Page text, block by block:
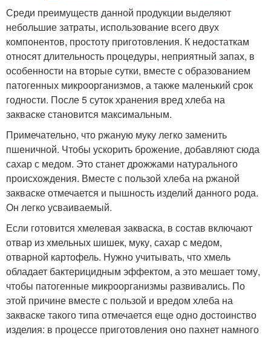
Среди преимуществ данной продукции выделяют
небольшие затраты, использование всего двух
компонентов, простоту приготовления. К недостаткам
относят длительность процедуры, неприятный запах, в
особенности на вторые сутки, вместе с образованием
патогенных микроорганизмов, а также маленький срок
годности. После 5 суток хранения вред хлеба на
закваске становится максимальным.
Примечательно, что ржаную муку легко заменить
пшеничной. Чтобы ускорить брожение, добавляют сюда
сахар с медом. Это станет дрожжами натурального
происхождения. Вместе с пользой хлеба на ржаной
закваске отмечается и пышность изделий данного рода.
Он легко усваиваемый.
Если готовится хмелевая закваска, в состав включают
отвар из хмельных шишек, муку, сахар с медом,
отварной картофель. Нужно учитывать, что хмель
обладает бактерицидным эффектом, а это мешает тому,
чтобы патогенные микроорганизмы развивались. По
этой причине вместе с пользой и вредом хлеба на
закваске такого типа отмечается еще одно достоинство
изделия: в процессе приготовления оно пахнет намного